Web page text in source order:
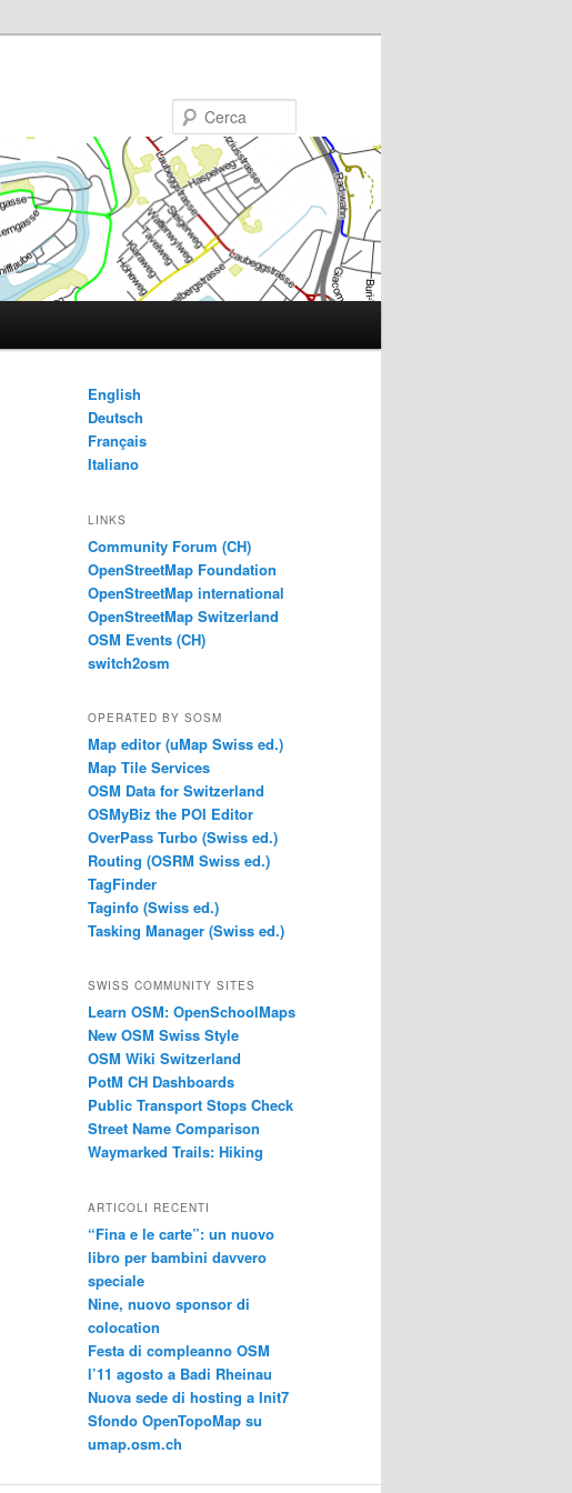
English
Deutsch
Français
Italiano
LINKS
Community Forum (CH)
OpenStreetMap Foundation
OpenStreetMap international
OpenStreetMap Switzerland
OSM Events (CH)
switch2osm
OPERATED BY SOSM
Map editor (uMap Swiss ed.)
Map Tile Services
OSM Data for Switzerland
OSMyBiz the POI Editor
OverPass Turbo (Swiss ed.)
Routing (OSRM Swiss ed.)
TagFinder
Taginfo (Swiss ed.)
Tasking Manager (Swiss ed.)
SWISS COMMUNITY SITES
Learn OSM: OpenSchoolMaps
New OSM Swiss Style
OSM Wiki Switzerland
PotM CH Dashboards
Public Transport Stops Check
Street Name Comparison
Waymarked Trails: Hiking
ARTICOLI RECENTI
“Fina e le carte”: un nuovo
libro per bambini davvero
speciale
Nine, nuovo sponsor di
colocation
Festa di compleanno OSM
l’11 agosto a Badi Rheinau
Nuova sede di hosting a Init7
Sfondo OpenTopoMap su
umap.osm.ch